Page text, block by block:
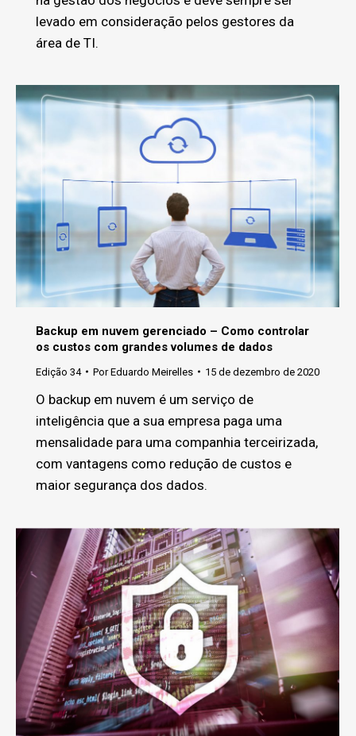
levado em consideração pelos gestores da
área de TI.
Backup em nuvem gerenciado – Como controlar
os custos com grandes volumes de dados
Edição 34 PorEduardo Meirelles 15 de dezembro de 2020
O backup em nuvem é um serviço de
inteligência que a sua empresa paga uma
mensalidade para uma companhia terceirizada,
com vantagens como redução de custos e
maior segurança dos dados.